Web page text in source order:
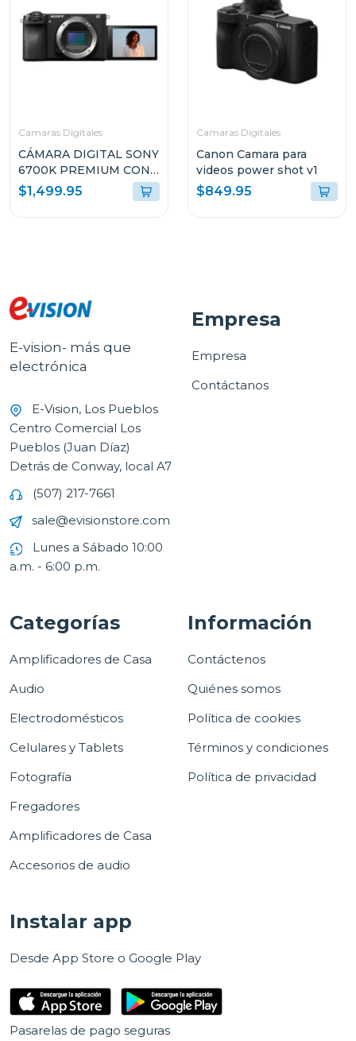
Camaras Digitales
CÁMARA DIGITAL SONY
6700K PREMIUM CON
MONTURA E + LENTE E
PZ 16-50MM F3.5-5.6
$1,499.95
Camaras Digitales
Canon Camara para
videos power shot v1
$849.95
E-vision- más que
electrónica
E-Vision, Los Pueblos
Centro Comercial Los
Pueblos (Juan Díaz)
Detrás de Conway, local A7
(507) 217-7661
sale@evisionstore.com
Lunes a Sábado 10:00
a.m. - 6:00 p.m.
Empresa
Empresa
Contáctanos
Categorías
Amplificadores de Casa
Audio
Electrodomésticos
Celulares y Tablets
Fotografía
Fregadores
Amplificadores de Casa
Accesorios de audio
Información
Contáctenos
Quiénes somos
Política de cookies
Términos y condiciones
Política de privacidad
Instalar app
Desde App Store o Google Play
Pasarelas de pago seguras